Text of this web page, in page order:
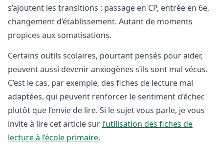
s’ajoutent les transitions : passage en CP, entrée en 6e,
changement d’établissement. Autant de moments
propices aux somatisations.
Certains outils scolaires, pourtant pensés pour aider,
peuvent aussi devenir anxiogènes s’ils sont mal vécus.
C’est le cas, par exemple, des fiches de lecture mal
adaptées, qui peuvent renforcer le sentiment d’échec
plutôt que l’envie de lire. Si le sujet vous parle, je vous
invite à lire cet article sur l’utilisation des fiches de
lecture à l’école primaire.